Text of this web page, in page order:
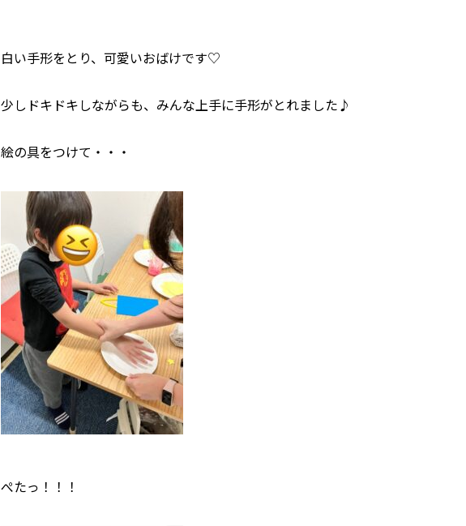
白い手形をとり、可愛いおばけです♡
少しドキドキしながらも、みんな上手に手形がとれました♪
絵の具をつけて・・・
ぺたっ！！！